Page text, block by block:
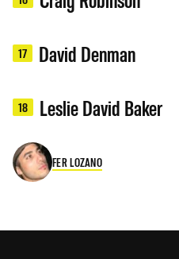
17 David Denman
18 Leslie David Baker
FER LOZANO